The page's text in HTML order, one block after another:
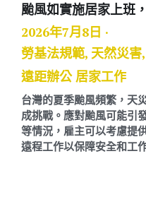
颱風如實施居家上班
2026年7月8日 ·
勞基法規範, 天然災害,
遠距辦公 居家工作
台灣的夏季颱風頻繁，天
成挑戰。應對颱風可能引
等情況，雇主可以考慮提
遠程工作以保障安全和工